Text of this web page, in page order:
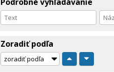
Zoradiť podľa